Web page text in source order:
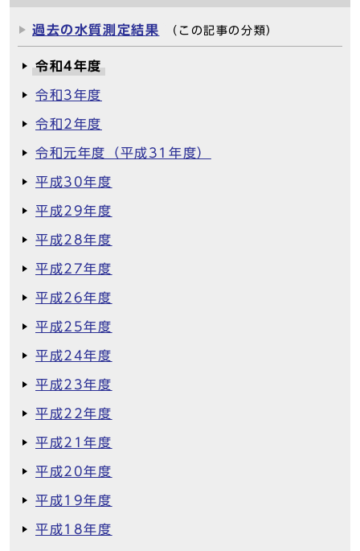
過去の水質測定結果 （この記事の分類）
令和4年度
令和3年度
令和2年度
令和元年度（平成31年度）
平成30年度
平成29年度
平成28年度
平成27年度
平成26年度
平成25年度
平成24年度
平成23年度
平成22年度
平成21年度
平成20年度
平成19年度
平成18年度